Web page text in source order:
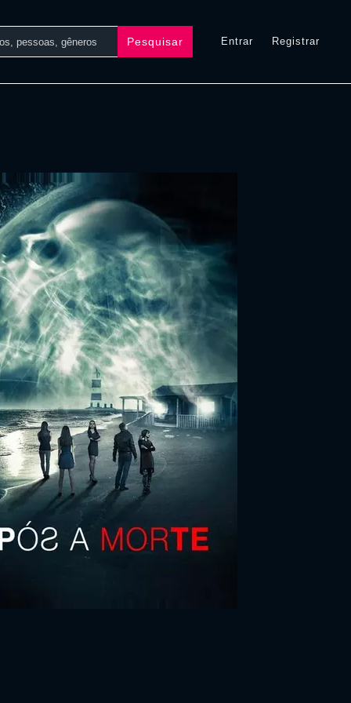
Pesquisar Entrar Registrar